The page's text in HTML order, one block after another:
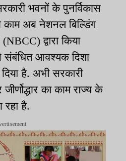
भवनों के पुनर्विकास
काम अब नेशनल बिल्डिंग
द्वारा किया
संबंधित आवश्यक दिशा
है. अभी सरकारी
का काम राज्य के
रहा है.